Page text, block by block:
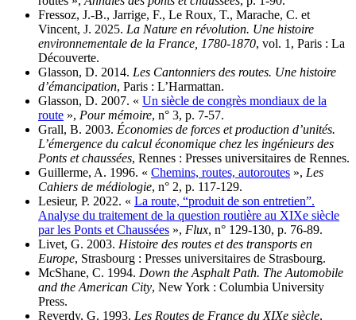
Fressoz, J.-B., Jarrige, F., Le Roux, T., Marache, C. et
Vincent, J. 2025. La Nature en révolution. Une histoire
environnementale de la France, 1780-1870, vol. 1, Paris : La
Découverte.
Glasson, D. 2014. Les Cantonniers des routes. Une histoire
d’émancipation, Paris : L’Harmattan.
Glasson, D. 2007. « Un siècle de congrès mondiaux de la
route », Pour mémoire, n° 3, p. 7-57.
Grall, B. 2003. Économies de forces et production d’unités.
L’émergence du calcul économique chez les ingénieurs des
Ponts et chaussées, Rennes : Presses universitaires de Rennes.
Guillerme, A. 1996. « Chemins, routes, autoroutes », Les
Cahiers de médiologie, n° 2, p. 117-129.
Lesieur, P. 2022. « La route, “produit de son entretien”.
Analyse du traitement de la question routière au XIXe siècle
par les Ponts et Chaussées », Flux, n° 129-130, p. 76-89.
Livet, G. 2003. Histoire des routes et des transports en
Europe, Strasbourg : Presses universitaires de Strasbourg.
McShane, C. 1994. Down the Asphalt Path. The Automobile
and the American City, New York : Columbia University
Press.
Reverdy, G. 1993. Les Routes de France du XIXe siècle,